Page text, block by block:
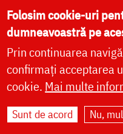
DONEAZĂ ONLINE
LIVE
Site dezvoltat
Arhiepiscopia
Folosim cookie-uri
dumneavoastră pe
Prin continuarea
confirmați acceptarea
cookie. Mai multe
Sunt de acord Nu,